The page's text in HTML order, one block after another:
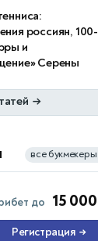
россиян,
и
Серены
→
все букмекеры
до 15
Регистрация →